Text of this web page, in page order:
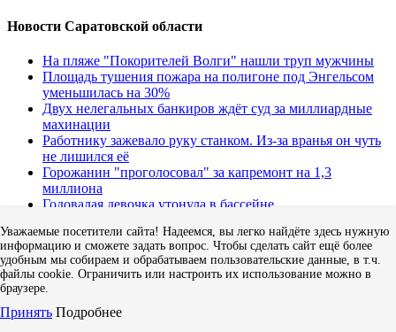
Новости Саратовской области
На пляже "Покорителей Волги" нашли труп мужчины
Площадь тушения пожара на полигоне под Энгельсом
уменьшилась на 30%
Двух нелегальных банкиров ждёт суд за миллиардные
махинации
Работнику зажевало руку станком. Из-за вранья он чуть
не лишился её
Горожанин "проголосовал" за капремонт на 1,3
миллиона
Годовалая девочка утонула в бассейне
Приставы забрали на пляже автомобиль у должницы по
штрафам
Директора фирмы ждёт суд за неуплату и сокрытие
средств
разыгрывающим
Уважаемые посетители сайта! Надеемся, вы легко найдёте здесь нужную
информацию и сможете задать вопрос. Чтобы сделать сайт ещё более
удобным мы собираем и обрабатываем пользовательские данные, в т.ч.
файлы cookie. Ограничить или настроить их использование можно в
браузере.
Принять Подробнее